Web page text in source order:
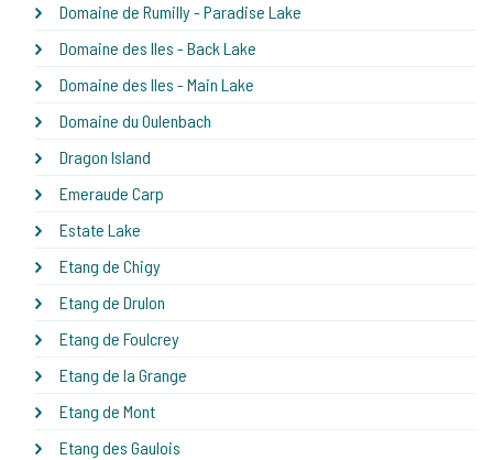
Domaine de Rumilly - Paradise Lake
Domaine des Iles - Back Lake
Domaine des Iles - Main Lake
Domaine du Oulenbach
Dragon Island
Emeraude Carp
Estate Lake
Etang de Chigy
Etang de Drulon
Etang de Foulcrey
Etang de la Grange
Etang de Mont
Etang des Gaulois